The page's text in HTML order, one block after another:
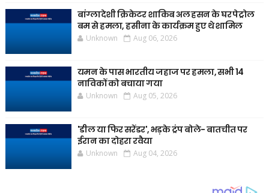
बांग्लादेशी क्रिकेटर शाकिब अल हसन के घर पेट्रोल
बम से हमला, हसीना के कार्यक्रम हुए थे शामिल
Unknown Aug 06, 2026
यमन के पास भारतीय जहाज पर हमला, सभी 14
नाविकों को बचाया गया
Unknown Aug 05, 2026
'डील या फिर सरेंडर', भड़के ट्रंप बोले- बातचीत पर
ईरान का दोहरा रवैया
Unknown Aug 04, 2026